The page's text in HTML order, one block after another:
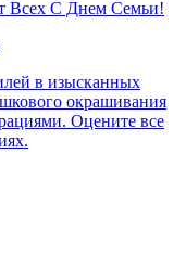
Всех С Днем Семьи!
в изысканных
окрашивания
Оцените все